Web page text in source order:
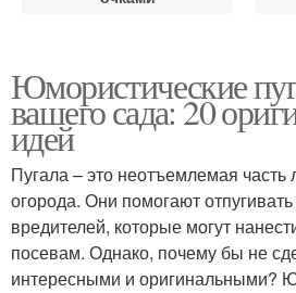
Пугало из старых
Пугало из веток
Юмористические
вашего сада: 20
идей
Пугала – это неотъемлемая часть
огорода. Они помогают
вредителей, которые могут
посевам. Однако, почему бы не
интересными и оригинальными?